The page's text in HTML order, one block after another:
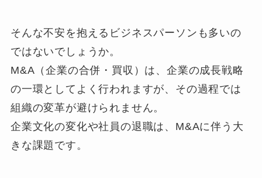
そんな不安を抱えるビジネスパーソンも多いの
ではないでしょうか。
M&A（企業の合併・買収）は、企業の成長戦略
の一環としてよく行われますが、その過程では
組織の変革が避けられません。
企業文化の変化や社員の退職は、M&Aに伴う大
きな課題です。